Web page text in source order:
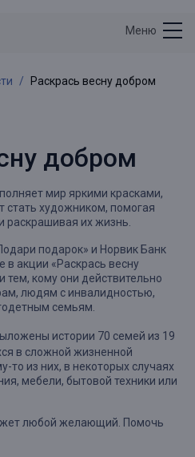
Меню
Раскрась весну добром
добром
мир яркими красками,
художником, помогая
раскрашивая их жизнь.
подарок» и Норвик Банк
в акции «Раскрась весну
тем, кому они действительно
людям с инвалидностью,
семьям.
истории 70 семей из 19
в сложной жизненной
то из них, в некоторых случаях
мебели, бытовой техники или
любой желающий. Помочь